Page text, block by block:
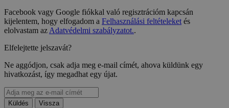
Facebook vagy Google fiókkal való regisztrációm kapcsán
kijelentem, hogy elfogadom a Felhasználási feltételeketés
elolvastam azAdatvédelmi szabályzatot..
Elfelejtette jelszavát?
Ne aggódjon, csak adja meg e-mail címét, ahova küldünk egy
hivatkozást, így megadhat egy újat.
Küldés
Vissza